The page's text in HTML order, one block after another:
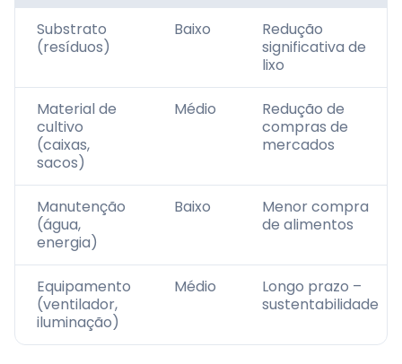
Substrato
(resíduos)
Baixo
Redução
significativa de
lixo
Material de
cultivo
(caixas,
sacos)
Médio
Redução de
compras de
mercados
Manutenção
(água,
energia)
Baixo
Menor compra
de alimentos
Equipamento
(ventilador,
iluminação)
Médio
Longo prazo –
sustentabilidade